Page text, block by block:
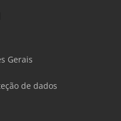
transportador de correia
PW11B – sistema de
mesas rotativas.
de refrigeração
Gerais
de dados